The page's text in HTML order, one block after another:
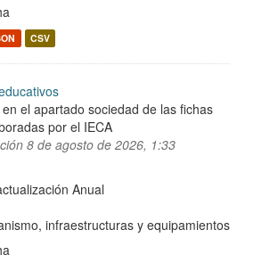
CSV
el apartado sociedad de las fichas
por el IECA
8 de agosto de 2026, 1:33
Anual
infraestructuras y equipamientos